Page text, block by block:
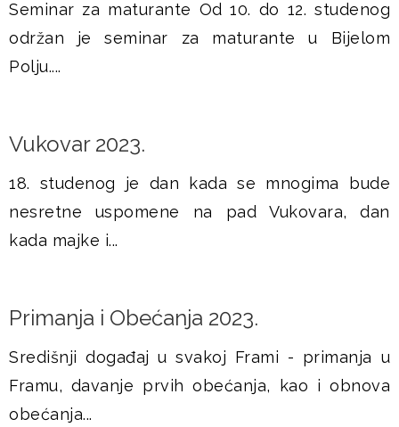
Seminar za maturante Od 10. do 12. studenog
održan je seminar za maturante u Bijelom
Polju....
Vukovar 2023.
18. studenog je dan kada se mnogima bude
nesretne uspomene na pad Vukovara, dan
kada majke i...
Primanja i Obećanja 2023.
Središnji događaj u svakoj Frami - primanja u
Framu, davanje prvih obećanja, kao i obnova
obećanja...